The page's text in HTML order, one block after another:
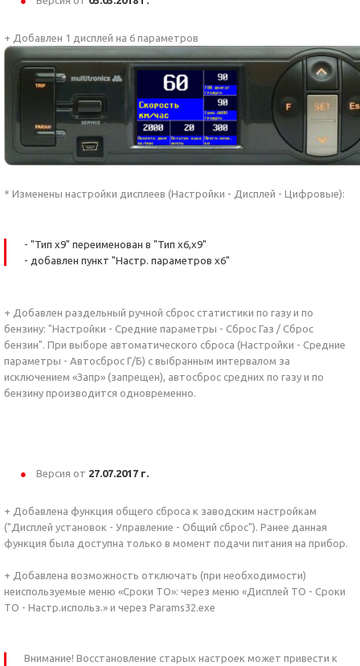
+ Добавлен 1 дисплей на 6 параметров
* Изменены настройки дисплеев (Настройки - Дисплей - Цифровые):
- "Тип х9" переименован в "Тип х6,х9"
- добавлен пункт "Настр. параметров х6"
+ Добавлен раздельный ручной сброс статистики по газу и по
бензину: "Настройки - Средние параметры - Сброс Газ / Сброс
бензин". При выборе автоматического сброса (Настройки - Средние
параметры - Автосброс Г/Б) с выбранным интервалом за
исключением «Запр» (запрещен), автосброс средних по газу и по
бензину производится одновременно.
Версия от 27.07.2017 г.
+ Добавлена функция общего сброса к заводским настройкам
("Дисплей установок - Управление - Общий сброс"). Ранее данная
функция была доступна только в момент подачи питания на прибор.
+ Добавлена возможность отключать (при необходимости)
неиспользуемые меню «Сроки ТО»: через меню «Дисплей ТО - Сроки
ТО - Настр.использ.» и через Params32.exe
Внимание! Восстановление старых настроек может привести к